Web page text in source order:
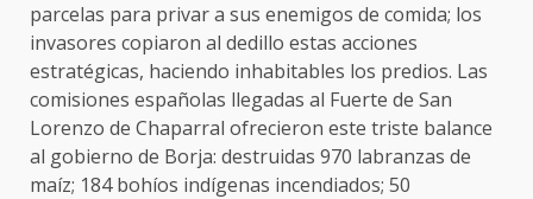
parcelas para privar a sus enemigos de comida; los
invasores copiaron al dedillo estas acciones
estratégicas, haciendo inhabitables los predios. Las
comisiones españolas llegadas al Fuerte de San
Lorenzo de Chaparral ofrecieron este triste balance
al gobierno de Borja: destruidas 970 labranzas de
maíz; 184 bohíos indígenas incendiados; 50